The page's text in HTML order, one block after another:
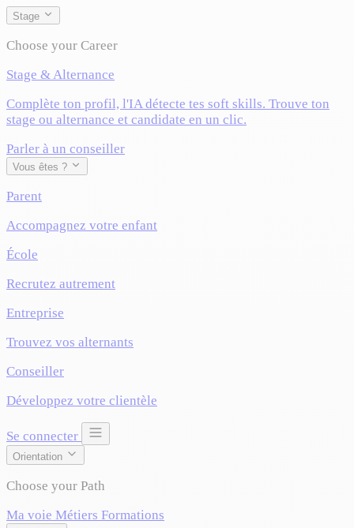
Stage
Choose your Career
Stage & Alternance
Complète ton profil, l'IA détecte tes soft skills. Trouve ton
stage ou alternance et candidate en un clic.
Parler à un conseiller
Vous êtes ?
Parent
Accompagnez votre enfant
École
Recrutez autrement
Entreprise
Trouvez vos alternants
Conseiller
Développez votre clientèle
Se connecter
Orientation
Choose your Path
Ma voie Métiers Formations